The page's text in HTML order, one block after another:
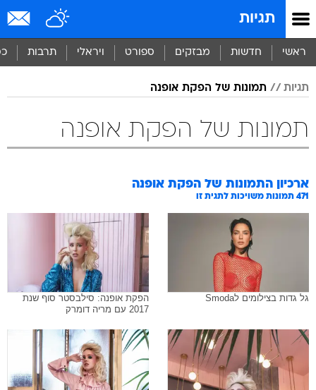
תגיות
ראשי חדשות מבזקים ספורט ויראלי תרבות
תגיות תמונות של הפקת אופנה
תמונות של הפקת אופנה
ארכיון התמונות של הפקת אופנה
471 תמונות משויכות לתגית זו
גל גדות בצילומים לSmoda
הפקת אופנה: סילבסטר סוף שנת
2017 עם מריה דומרק